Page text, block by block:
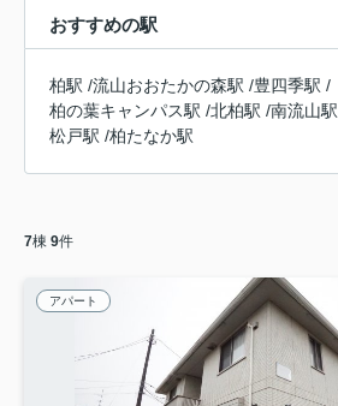
おすすめの駅
柏駅 /流山おおたかの森駅 /豊四季駅 /
柏の葉キャンパス駅 /北柏駅 /南流山駅
松戸駅 /柏たなか駅
7棟 9件
アパート